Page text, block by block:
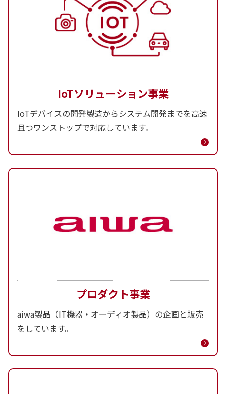
IoTソリューション事業
IoTデバイスの開発製造からシステム開発までを高速
且つワンストップで対応しています。
プロダクト事業
aiwa製品（IT機器・オーディオ製品）の企画と販売
をしています。